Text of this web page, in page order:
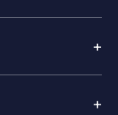
+
+